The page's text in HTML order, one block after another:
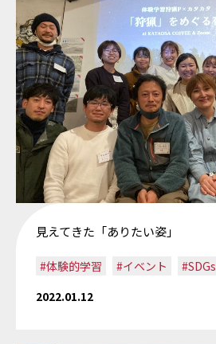
見えてきた「ありたい姿」
#体験的学習 #イベント
#SDGs
2022.01.12